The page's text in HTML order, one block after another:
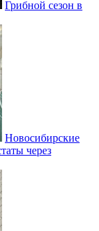
Грибной сезон в
Новосибирские
через